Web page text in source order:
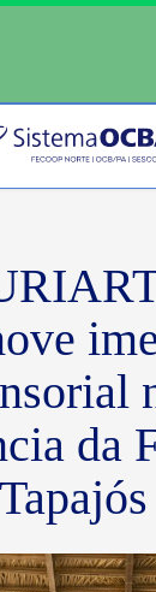
da
Tapajós